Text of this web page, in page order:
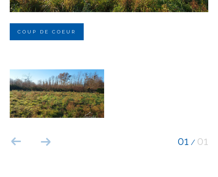
COUP DE COEUR
01 / 01
Pièces
Référence
AFFINER LES CRITÈRES
TERRASSE PARKING